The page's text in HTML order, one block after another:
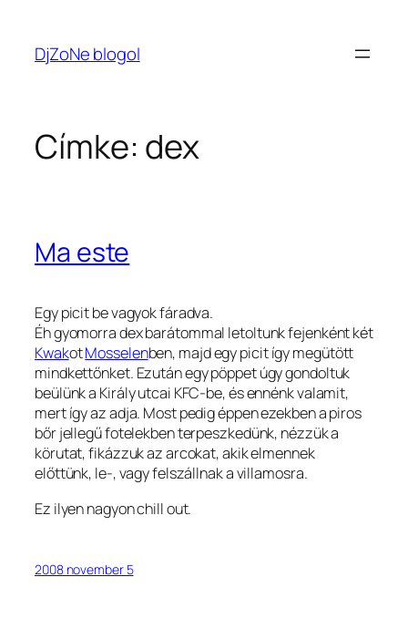
tartalomhoz
DjZoNe blogol
Címke: dex
Ma este
Egy picit be vagyok fáradva.
Éh gyomorra dex barátommal letoltunk fejenként két
KwakotMosselenben, majd egy picit így megütött
mindkettőnket. Ezután egy pöppet úgy gondoltuk
beülünk a Király utcai KFC-be, és ennénk valamit,
mert így az adja. Most pedig éppen ezekben a piros
bőr jellegű fotelekben terpeszkedünk, nézzük a
körutat, fikázzuk az arcokat, akik elmennek
előttünk, le-, vagy felszállnak a villamosra.
Ez ilyen nagyon chill out.
2008 november 5